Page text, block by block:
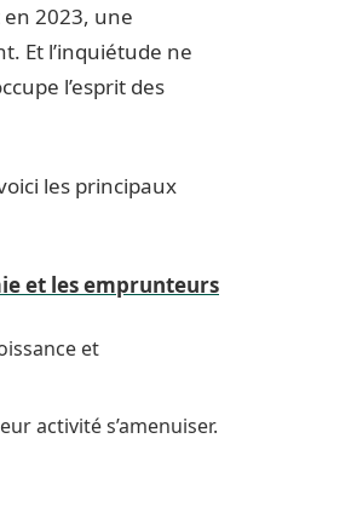
en 2023, une
Et l’inquiétude ne
l’esprit des
les principaux
et les emprunteurs
et
activité s’amenuiser.